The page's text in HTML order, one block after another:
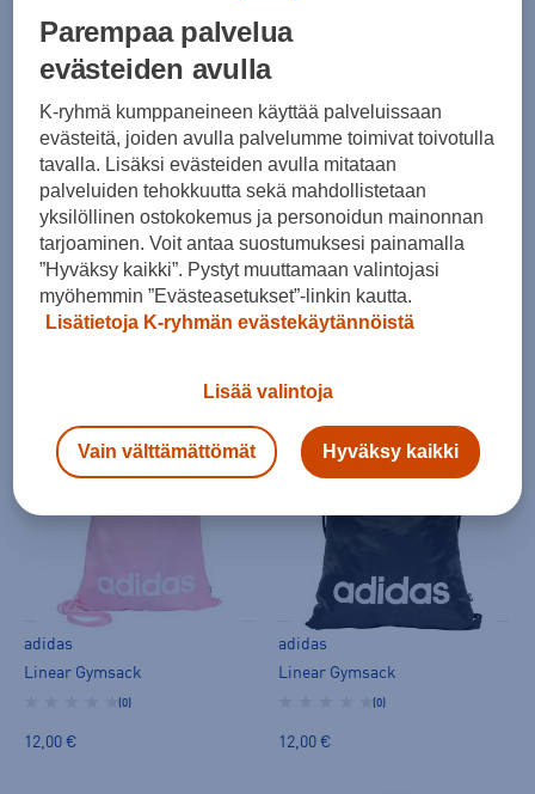
18,00 €
adidas
Real Madrid Home Gym Sack - gymsack
adidas
23,00 €
adidas
Linear Gymsack
(0)
12,00 €
adidas
Linear Gymsack
(0)
12,00 €
Parempaa palvelua
evästeiden avulla
K-ryhmä kumppaneineen käyttää palveluissaan
evästeitä, joiden avulla palvelumme toimivat toivotulla
tavalla. Lisäksi evästeiden avulla mitataan
palveluiden tehokkuutta sekä mahdollistetaan
yksilöllinen ostokokemus ja personoidun mainonnan
tarjoaminen. Voit antaa suostumuksesi painamalla
”Hyväksy kaikki”. Pystyt muuttamaan valintojasi
myöhemmin ”Evästeasetukset”-linkin kautta.
Lisätietoja K-ryhmän evästekäytännöistä
Lisää valintoja
Vain välttämättömät Hyväksy kaikki